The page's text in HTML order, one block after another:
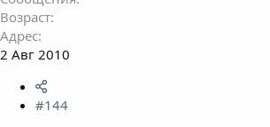
Возраст
Адрес
2 Авг 2010
#144